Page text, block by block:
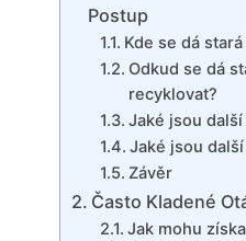
Postup
Kde se dá
Odkud se dá
recyklovat?
Jaké jsou
Jaké jsou
Závěr
Často Kladené
Jak mohu